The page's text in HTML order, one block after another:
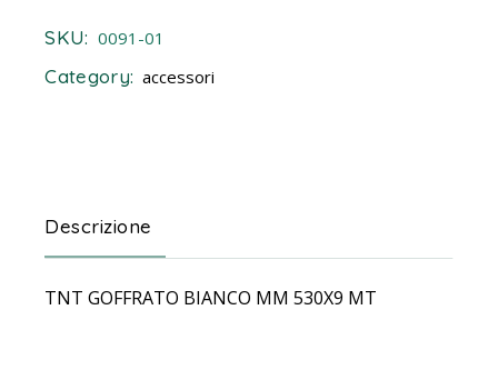
SKU: 0091-01
Category: accessori
Descrizione
TNT GOFFRATO BIANCO MM 530X9 MT